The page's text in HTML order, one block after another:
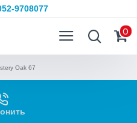
9708077
0
Oak 67